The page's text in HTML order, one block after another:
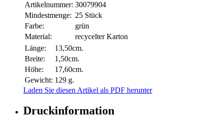
Artikelnummer: 30079904
Mindestmenge: 25 Stück
Farbe:
grün
Material:
recycelter Karton
Länge:
13,50cm.
Breite:
1,50cm.
Höhe:
17,60cm.
Gewicht: 129 g.
Laden Sie diesen Artikel als PDF herunter
Druckinformation